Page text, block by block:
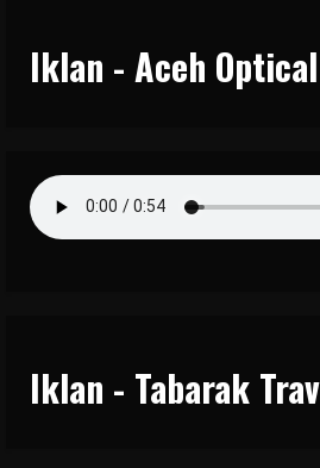
Iklan - Aceh Optical
Iklan - Tabarak